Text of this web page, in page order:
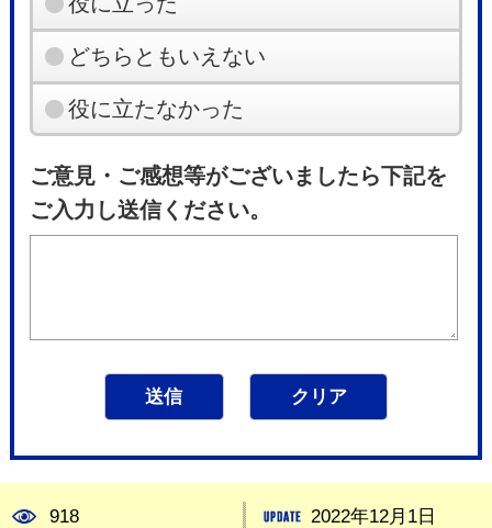
どちらともいえない
役に立たなかった
ご意見・ご感想等がございましたら下記を
ご入力し送信ください。
918 2022年12月1日